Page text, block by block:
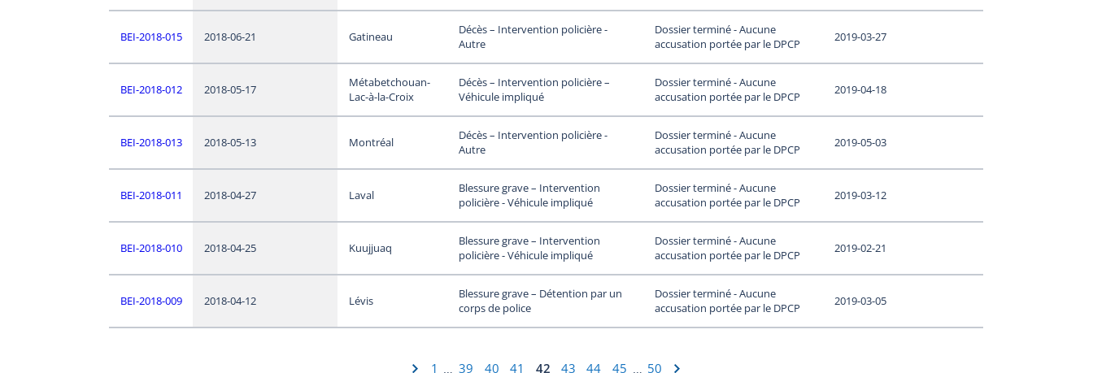
BEI-2018-015 2018-06-21 Gatineau
Décès – Intervention policière -
Autre
Dossier terminé - Aucune
accusation portée par le DPCP
2019-03-27
BEI-2018-012 2018-05-17
Métabetchouan-
Lac-à-la-Croix
Décès – Intervention policière –
Véhicule impliqué
Dossier terminé - Aucune
accusation portée par le DPCP
2019-04-18
BEI-2018-013 2018-05-13 Montréal
Décès – Intervention policière -
Autre
Dossier terminé - Aucune
accusation portée par le DPCP
2019-05-03
BEI-2018-011 2018-04-27 Laval
Blessure grave – Intervention
policière - Véhicule impliqué
Dossier terminé - Aucune
accusation portée par le DPCP
2019-03-12
BEI-2018-010 2018-04-25 Kuujjuaq
Blessure grave – Intervention
policière - Véhicule impliqué
Dossier terminé - Aucune
accusation portée par le DPCP
2019-02-21
BEI-2018-009 2018-04-12 Lévis
Blessure grave – Détention par un
corps de police
Dossier terminé - Aucune
accusation portée par le DPCP
2019-03-05
1 … 39 40 41 42 43 44 45 … 50